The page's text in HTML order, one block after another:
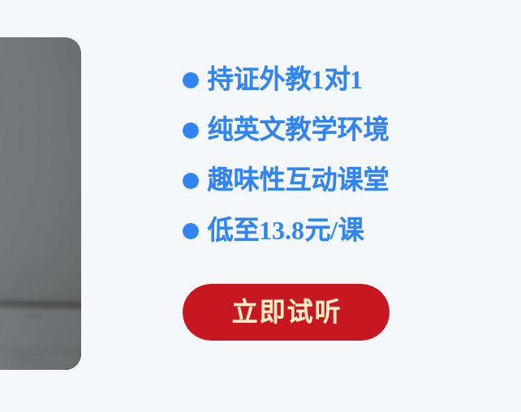
持证外教1对1
纯英文教学环境
趣味性互动课堂
低至13.8元/课
立即试听